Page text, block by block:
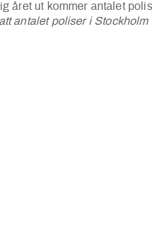
året ut kommer antalet
antalet poliser i Stockholm